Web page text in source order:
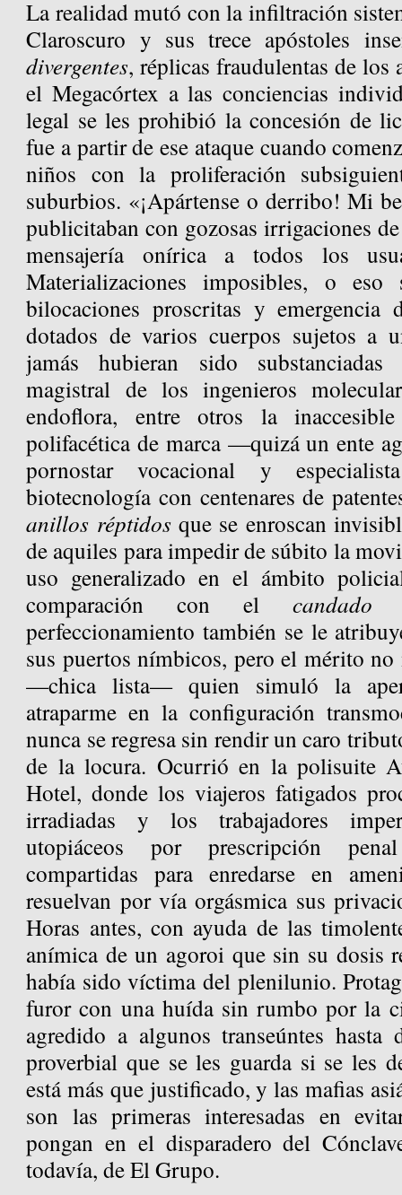
La realidad mutó con la infiltración
Claroscuro y sus trece apóstoles
divergentes, réplicas fraudulentas de los
el Megacórtex a las conciencias
legal se les prohibió la concesión de
fue a partir de ese ataque cuando
niños con la proliferación
suburbios. «¡Apártense o derribo! Mi
publicitaban con gozosas irrigaciones
mensajería onírica a todos los
Materializaciones imposibles, o
bilocaciones proscritas y emergencia
dotados de varios cuerpos sujetos a
jamás hubieran sido
magistral de los ingenieros
endoflora, entre otros la
polifacética de marca —quizá un ente
pornostar vocacional y
biotecnología con centenares de
anillos réptidosque se enroscan
de aquiles para impedir de súbito la
uso generalizado en el ámbito
comparación con el candado
perfeccionamiento también se le
sus puertos nímbicos, pero el mérito no
—chica lista— quien simuló la
atraparme en la configuración
nunca se regresa sin rendir un caro
de la locura. Ocurrió en la polisuite
Hotel, donde los viajeros fatigados
irradiadas y los trabajadores
utopiáceos por prescripción
compartidas para enredarse en
resuelvan por vía orgásmica sus
Horas antes, con ayuda de las
anímica de un agoroi que sin su dosis
había sido víctima del plenilunio.
furor con una huída sin rumbo por la
agredido a algunos transeúntes hasta
proverbial que se les guarda si se les
está más que justificado, y las mafias
son las primeras interesadas en
pongan en el disparadero del
todavía, de El Grupo.